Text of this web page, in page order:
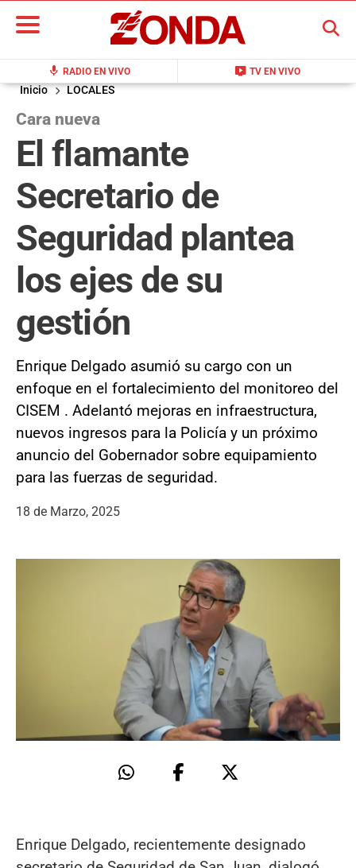
mic RADIO EN VIVO live_tv TV EN VIVO
BUSCAR
Inicio LOCALES
Cara nueva
El flamante
Secretario de
Seguridad plantea
los ejes de su
gestión
Enrique Delgado asumió su cargo con un
enfoque en el fortalecimiento del monitoreo del
CISEM . Adelantó mejoras en infraestructura,
nuevos ingresos para la Policía y un próximo
anuncio del Gobernador sobre equipamiento
para las fuerzas de seguridad.
18 de Marzo, 2025
Enrique Delgado, recientemente designado